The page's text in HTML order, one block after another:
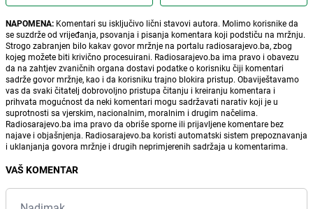
NAPOMENA: Komentari su isključivo lični stavovi autora. Molimo korisnike da
se suzdrže od vrijeđanja, psovanja i pisanja komentara koji podstiču na mržnju.
Strogo zabranjen bilo kakav govor mržnje na portalu radiosarajevo.ba, zbog
kojeg možete biti krivično procesuirani. Radiosarajevo.ba ima pravo i obavezu
da na zahtjev zvaničnih organa dostavi podatke o korisniku čiji komentari
sadrže govor mržnje, kao i da korisniku trajno blokira pristup. Obaviještavamo
vas da svaki čitatelj dobrovoljno pristupa čitanju i kreiranju komentara i
prihvata mogućnost da neki komentari mogu sadržavati narativ koji je u
suprotnosti sa vjerskim, nacionalnim, moralnim i drugim načelima.
Radiosarajevo.ba ima pravo da obriše sporne ili prijavljene komentare bez
najave i objašnjenja. Radiosarajevo.ba koristi automatski sistem prepoznavanja
i uklanjanja govora mržnje i drugih neprimjerenih sadržaja u komentarima.
VAŠ KOMENTAR